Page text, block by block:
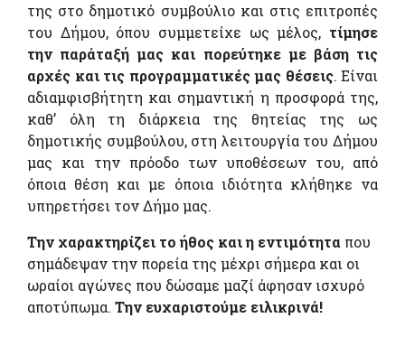
της στο δημοτικό συμβούλιο και στις επιτροπές
του Δήμου, όπου συμμετείχε ως μέλος, τίμησε
την παράταξή μας και πορεύτηκε με βάση τις
αρχές και τις προγραμματικές μας θέσεις. Είναι
αδιαμφισβήτητη και σημαντική η προσφορά της,
καθ’ όλη τη διάρκεια της θητείας της ως
δημοτικής συμβούλου, στη λειτουργία του Δήμου
μας και την πρόοδο των υποθέσεων του, από
όποια θέση και με όποια ιδιότητα κλήθηκε να
υπηρετήσει τον Δήμο μας.
Την χαρακτηρίζει το ήθος και η εντιμότητα που
σημάδεψαν την πορεία της μέχρι σήμερα και οι
ωραίοι αγώνες που δώσαμε μαζί άφησαν ισχυρό
αποτύπωμα. Την ευχαριστούμε ειλικρινά!